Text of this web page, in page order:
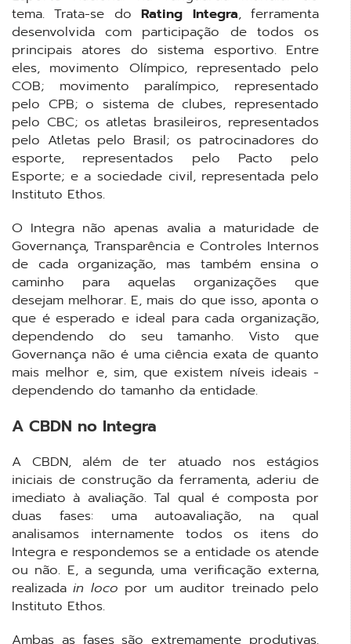
tema. Trata-se doRating Integra, ferramenta
desenvolvida com participação de todos os
principais atores do sistema esportivo. Entre
eles, movimento Olímpico, representado pelo
COB; movimento paralímpico, representado
pelo CPB; o sistema de clubes, representado
pelo CBC; os atletas brasileiros, representados
pelo Atletas pelo Brasil; os patrocinadores do
esporte, representados pelo Pacto pelo
Esporte; e a sociedade civil, representada pelo
Instituto Ethos.
O Integra não apenas avalia a maturidade de
Governança, Transparência e Controles Internos
de cada organização, mas também ensina o
caminho para aquelas organizações que
desejam melhorar. E, mais do que isso, aponta o
que é esperado e ideal para cada organização,
dependendo do seu tamanho. Visto que
Governança não é uma ciência exata de quanto
mais melhor e, sim, que existem níveis ideais -
dependendo do tamanho da entidade.
A CBDN no Integra
A CBDN, além de ter atuado nos estágios
iniciais de construção da ferramenta, aderiu de
imediato à avaliação. Tal qual é composta por
duas fases: uma autoavaliação, na qual
analisamos internamente todos os itens do
Integra e respondemos se a entidade os atende
ou não. E, a segunda, uma verificação externa,
realizadain loco por um auditor treinado pelo
Instituto Ethos.
Ambas as fases são extremamente produtivas.